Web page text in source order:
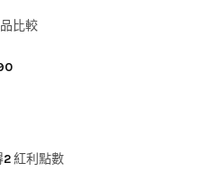
比較
2紅利點數